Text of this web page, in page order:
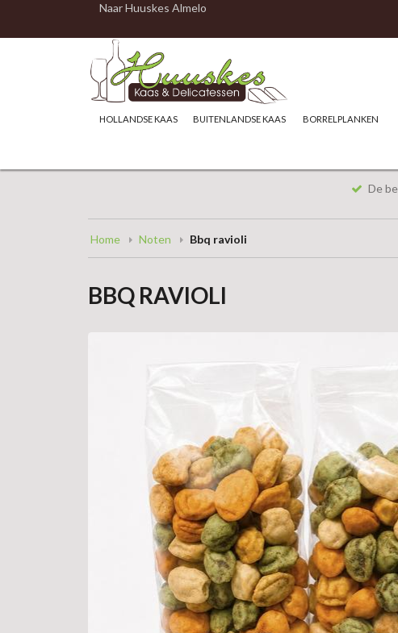
Naar Huuskes Almelo
HOLLANDSE KAAS BUITENLANDSE KAAS BORRELPLANKEN
De
Home Noten Bbq ravioli
BBQ RAVIOLI